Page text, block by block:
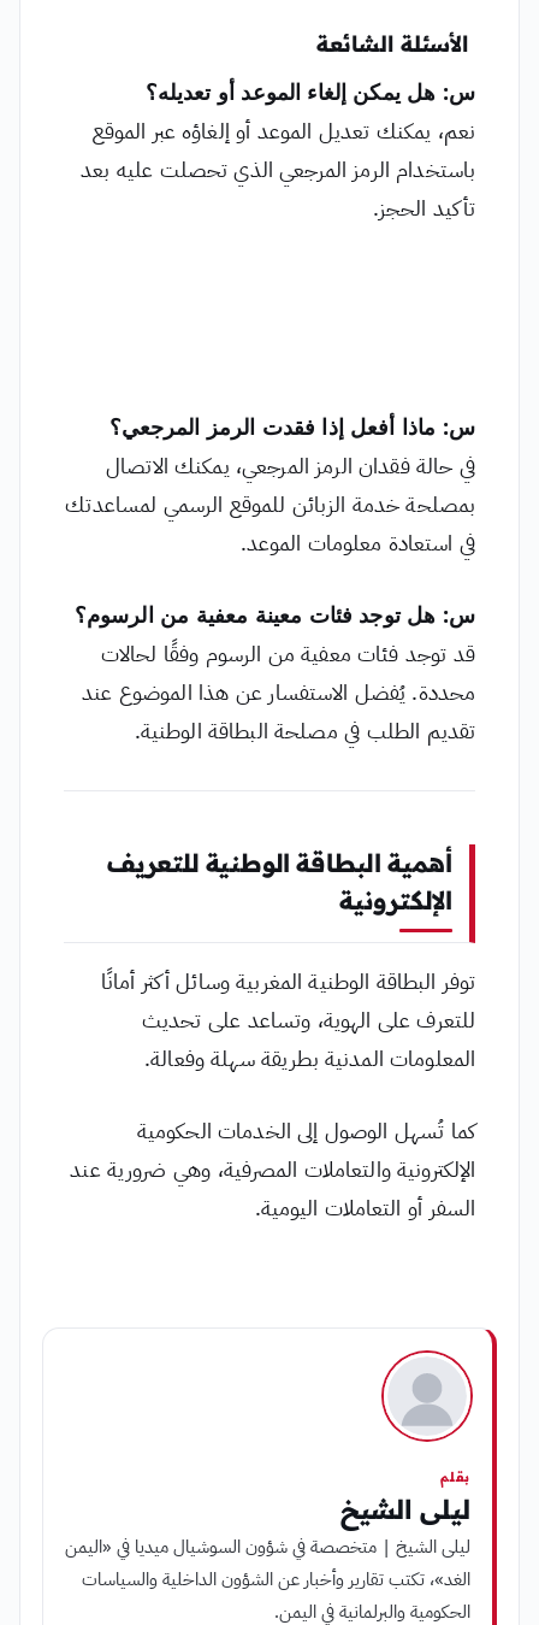
الأسئلة الشائعة
س: هل يمكن إلغاء الموعد أو تعديله؟
نعم، يمكنك تعديل الموعد أو إلغاؤه عبر الموقع
باستخدام الرمز المرجعي الذي تحصلت عليه بعد
تأكيد الحجز.
س: ماذا أفعل إذا فقدت الرمز المرجعي؟
في حالة فقدان الرمز المرجعي، يمكنك الاتصال
بمصلحة خدمة الزبائن للموقع الرسمي لمساعدتك
في استعادة معلومات الموعد.
س: هل توجد فئات معينة معفية من الرسوم؟
قد توجد فئات معفية من الرسوم وفقًا لحالات
محددة. يُفضل الاستفسار عن هذا الموضوع عند
تقديم الطلب في مصلحة البطاقة الوطنية.
أهمية البطاقة الوطنية للتعريف
الإلكترونية
توفر البطاقة الوطنية المغربية وسائل أكثر أمانًا
للتعرف على الهوية، وتساعد على تحديث
المعلومات المدنية بطريقة سهلة وفعالة.
كما تُسهل الوصول إلى الخدمات الحكومية
الإلكترونية والتعاملات المصرفية، وهي ضرورية عند
السفر أو التعاملات اليومية.
بقلم
ليلى الشيخ
ليلى الشيخ | متخصصة في شؤون السوشيال ميديا في «اليمن
الغد»، تكتب تقارير وأخبار عن الشؤون الداخلية والسياسات
الحكومية والبرلمانية في اليمن.